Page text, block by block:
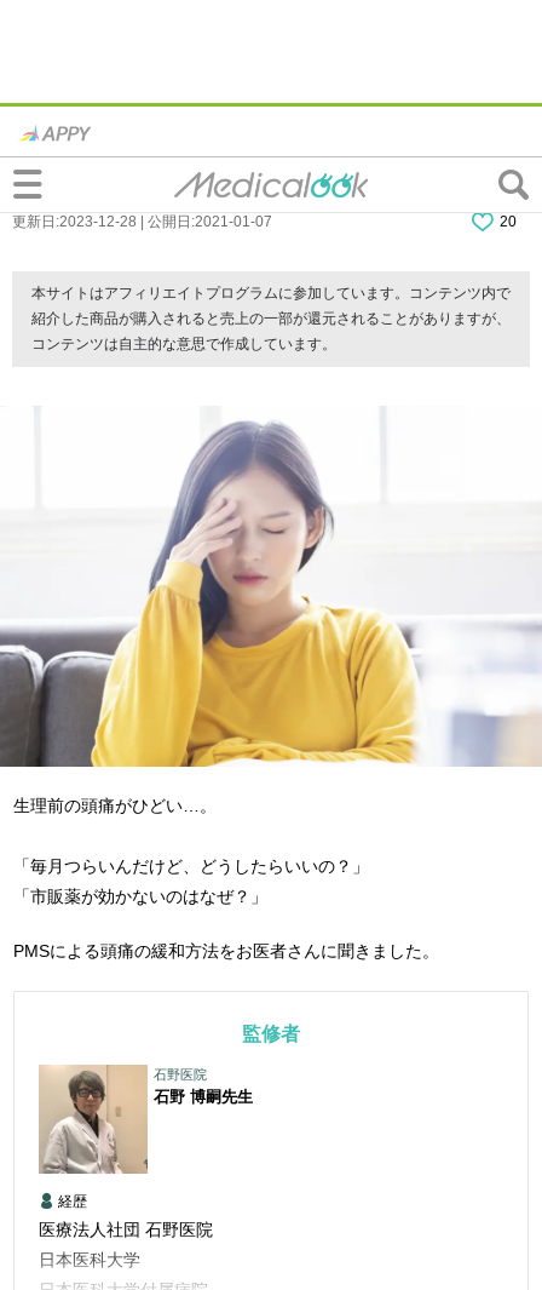
生理前の頭痛がひどい…どう対処する？薬
は？病院に行く目安も
更新日:2023-12-28 | 公開日:2021-01-07 20
本サイトはアフィリエイトプログラムに参加しています。コンテンツ内で
紹介した商品が購入されると売上の一部が還元されることがありますが、
コンテンツは自主的な意思で作成しています。
生理前の頭痛がひどい…。
「毎月つらいんだけど、どうしたらいいの？」
「市販薬が効かないのはなぜ？」
PMSによる頭痛の緩和方法をお医者さんに聞きました。
監修者
石野医院
石野 博嗣先生
経歴
医療法人社団 石野医院
日本医科大学